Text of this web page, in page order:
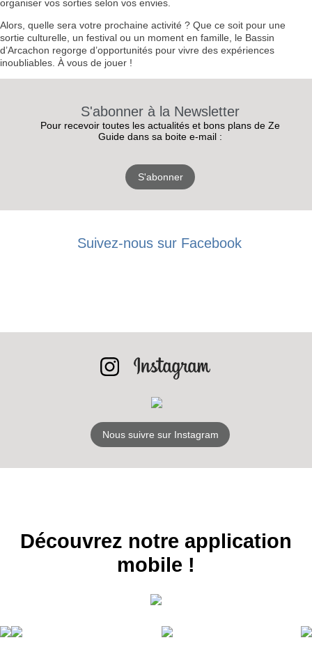
RECEVEZ
S'ABONNER
organiser vos sorties selon vos envies.
Alors, quelle sera votre prochaine activité ? Que ce soit pour une
sortie culturelle, un festival ou un moment en famille, le Bassin
d’Arcachon regorge d’opportunités pour vivre des expériences
inoubliables. À vous de jouer !
S'abonner à la Newsletter
Pour recevoir toutes les actualités et bons plans de Ze
Guide dans sa boite e-mail :
S'abonner
Suivez-nous sur Facebook
Nous suivre sur Instagram
Découvrez notre application
mobile !